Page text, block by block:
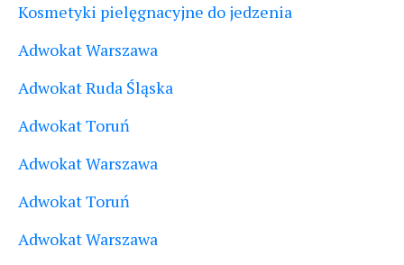
Kosmetyki pielęgnacyjne do jedzenia
Adwokat Warszawa
Adwokat Ruda Śląska
Adwokat Toruń
Adwokat Warszawa
Adwokat Toruń
Adwokat Warszawa